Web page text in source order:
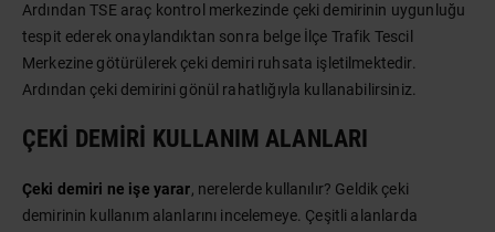
Ardından TSE araç kontrol merkezinde çeki demirinin uygunluğu
tespit ederek onaylandıktan sonra belge İlçe Trafik Tescil
Merkezine götürülerek çeki demiri ruhsata işletilmektedir.
Ardından çeki demirini gönül rahatlığıyla kullanabilirsiniz.
ÇEKI DEMIRI KULLANIM ALANLARI
Çeki demiri ne işe yarar, nerelerde kullanılır? Geldik çeki
demirinin kullanım alanlarını incelemeye. Çeşitli alanlarda